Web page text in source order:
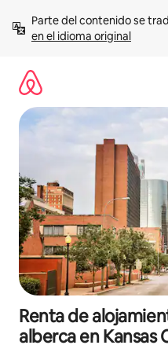
contenido
Parte del contenido se
en el idioma original
Renta de
alberca en Kansas